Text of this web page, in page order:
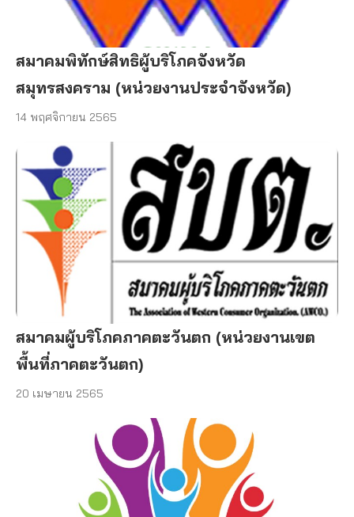
สมาคมพิทักษ์สิทธิผู้บริโภคจังหวัด
สมุทรสงคราม (หน่วยงานประจำจังหวัด)
14 พฤศจิกายน 2565
สมาคมผู้บริโภคภาคตะวันตก (หน่วยงานเขต
พื้นที่ภาคตะวันตก)
20 เมษายน 2565